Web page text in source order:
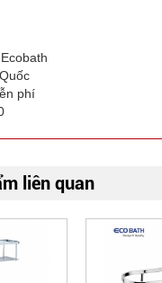
phí
liên quan